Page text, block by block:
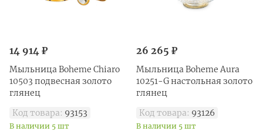
14 914 ₽
Мыльница Boheme Chiaro
10503 подвесная золото
глянец
Код товара: 93153
В наличии 5 шт
26 265 ₽
Мыльница Boheme Aura
10251-G настольная золото
глянец
Код товара: 93126
В наличии 5 шт